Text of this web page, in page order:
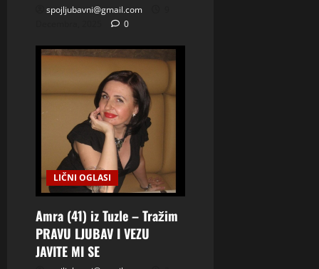
spojljubavni@gmail.com
0
LIČNI OGLASI
Amra (41) iz Tuzle – Tražim
PRAVU LJUBAV I VEZU
JAVITE MI SE